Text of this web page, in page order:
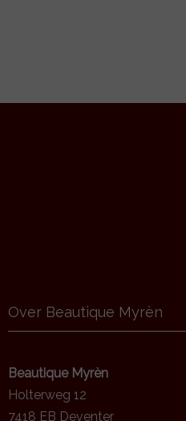
Over Beautique Myrèn
Beautique Myrèn
Holterweg 12
7418 EB Deventer